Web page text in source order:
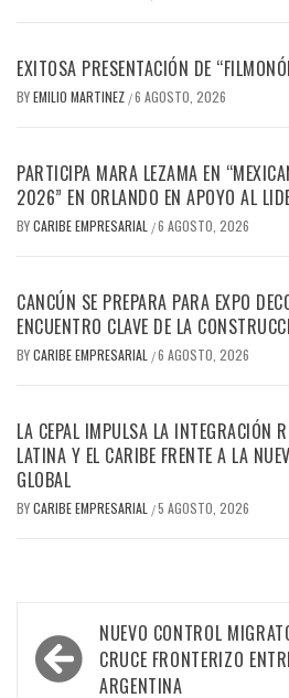
EXITOSA PRESENTACIÓN DE
BYEMILIO MARTINEZ /6 AGOSTO, 2026
PARTICIPA MARA LEZAMA EN
2026” EN ORLANDO EN APOYO AL
BYCARIBE EMPRESARIAL /6 AGOSTO, 2026
CANCÚN SE PREPARA PARA EXPO
ENCUENTRO CLAVE DE LA
BYCARIBE EMPRESARIAL /6 AGOSTO, 2026
LA CEPAL IMPULSA LA INTEGRACIÓN
LATINA Y EL CARIBE FRENTE A LA
GLOBAL
BYCARIBE EMPRESARIAL /5 AGOSTO, 2026
Navegación
de
NUEVO CONTROL
CRUCE FRONTERIZO
ARGENTINA